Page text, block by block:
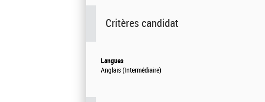
Critères candidat
Langues
Anglais (Intermédiaire)